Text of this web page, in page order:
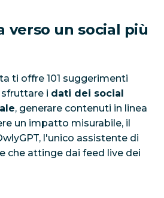
verso un social più
ti offre 101 suggerimenti
i dati dei social
, generare contenuti in linea
un impatto misurabile, il
l'unico assistente di
che attinge dai feed live dei